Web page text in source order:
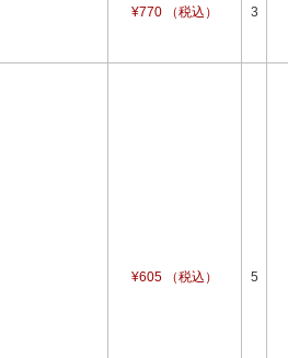
¥770 （税込） 3
¥605 （税込） 5